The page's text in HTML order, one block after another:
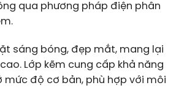
qua phương pháp điện phân
sáng bóng, đẹp mắt, mang lại
Lớp kẽm cung cấp khả năng
mức độ cơ bản, phù hợp với môi